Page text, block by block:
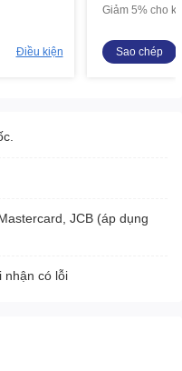
Điều kiện
Giảm 5% cho
Sao chép
JCB (áp dụng
nhận có lỗi